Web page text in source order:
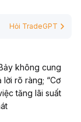
Hỏi TradeGPT
không cung
rõ ràng; “Cơ
tăng lãi suất